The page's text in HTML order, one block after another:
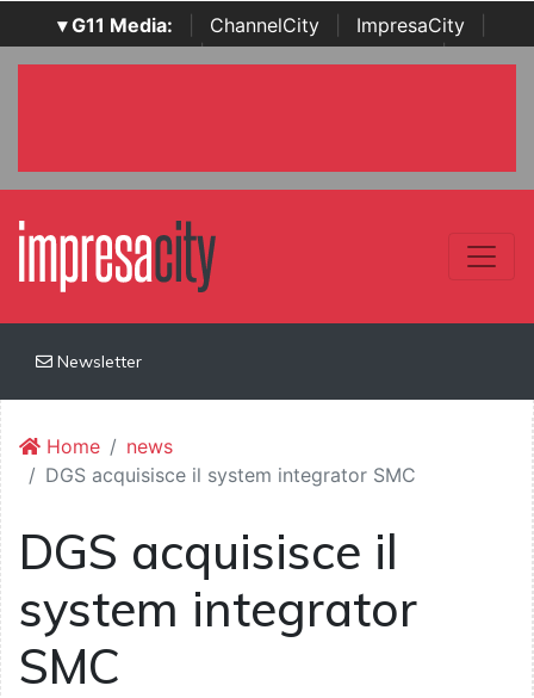
▾ G11 Media: ChannelCity ImpresaCity
SecurityOpenLab | Italian Channel Awards | Italian
Newsletter
Home
news
DGS acquisisce il system integrator SMC
DGS acquisisce il
system integrator
SMC